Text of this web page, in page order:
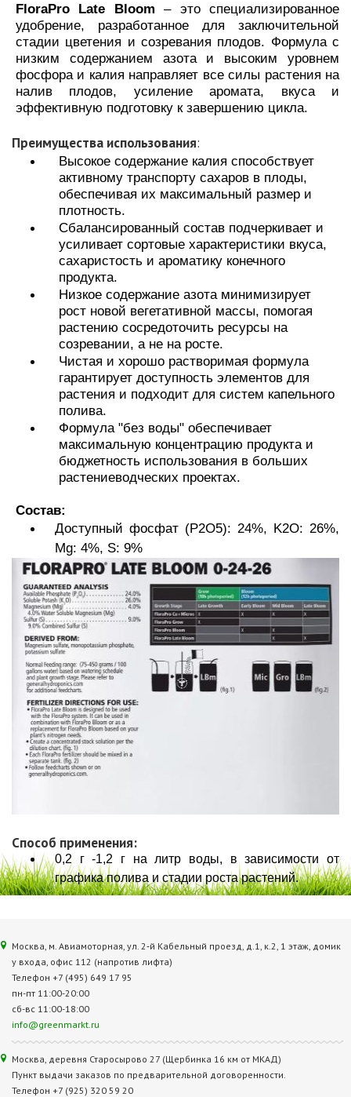
FloraPro Late Bloom – это специализированное
удобрение, разработанное для заключительной
стадии цветения и созревания плодов. Формула с
низким содержанием азота и высоким уровнем
фосфора и калия направляет все силы растения на
налив плодов, усиление аромата, вкуса и
эффективную подготовку к завершению цикла.
Преимущества использования:
Высокое содержание калия способствует
активному транспорту сахаров в плоды,
обеспечивая их максимальный размер и
плотность.
Сбалансированный состав подчеркивает и
усиливает сортовые характеристики вкуса,
сахаристость и ароматику конечного
продукта.
Низкое содержание азота минимизирует
рост новой вегетативной массы, помогая
растению сосредоточить ресурсы на
созревании, а не на росте.
Чистая и хорошо растворимая формула
гарантирует доступность элементов для
растения и подходит для систем капельного
полива.
Формула "без воды" обеспечивает
максимальную концентрацию продукта и
бюджетность использования в больших
растениеводческих проектах.
Состав:
Доступный фосфат (P2O5): 24%, K2O: 26%,
Mg: 4%, S: 9%
Способ применения:
0,2 г -1,2 г на литр воды, в зависимости от
графика полива и стадии роста растений.
Москва, м. Авиамоторная, ул. 2‑й Кабельный проезд, д.1, к.2, 1 этаж, домик
у входа, офис 112 (напротив лифта)
Телефон +7 (495) 649 17 95
пн-пт 11:00-20:00
сб-вс 11:00-18:00
info@greenmarkt.ru
Москва, деревня Старосырово 27 (Щербинка 16 км от МКАД)
Пункт выдачи заказов по предварительной договоренности.
Телефон +7 (925) 320 59 20